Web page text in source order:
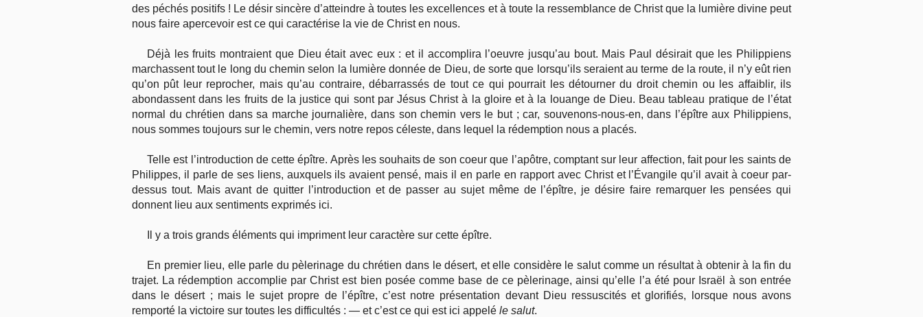
des péchés positifs ! Le désir sincère d’atteindre à toutes les excellences et à toute la ressemblance de Christ que la lumière divine peut
nous faire apercevoir est ce qui caractérise la vie de Christ en nous.
Déjà les fruits montraient que Dieu était avec eux : et il accomplira l’oeuvre jusqu’au bout. Mais Paul désirait que les Philippiens
marchassent tout le long du chemin selon la lumière donnée de Dieu, de sorte que lorsqu’ils seraient au terme de la route, il n’y eût rien
qu’on pût leur reprocher, mais qu’au contraire, débarrassés de tout ce qui pourrait les détourner du droit chemin ou les affaiblir, ils
abondassent dans les fruits de la justice qui sont par Jésus Christ à la gloire et à la louange de Dieu. Beau tableau pratique de l’état
normal du chrétien dans sa marche journalière, dans son chemin vers le but ; car, souvenons-nous-en, dans l’épître aux Philippiens,
nous sommes toujours sur le chemin, vers notre repos céleste, dans lequel la rédemption nous a placés.
Telle est l’introduction de cette épître. Après les souhaits de son coeur que l’apôtre, comptant sur leur affection, fait pour les saints de
Philippes, il parle de ses liens, auxquels ils avaient pensé, mais il en parle en rapport avec Christ et l’Évangile qu’il avait à coeur par-
dessus tout. Mais avant de quitter l’introduction et de passer au sujet même de l’épître, je désire faire remarquer les pensées qui
donnent lieu aux sentiments exprimés ici.
Il y a trois grands éléments qui impriment leur caractère sur cette épître.
En premier lieu, elle parle du pèlerinage du chrétien dans le désert, et elle considère le salut comme un résultat à obtenir à la fin du
trajet. La rédemption accomplie par Christ est bien posée comme base de ce pèlerinage, ainsi qu’elle l’a été pour Israël à son entrée
dans le désert ; mais le sujet propre de l’épître, c’est notre présentation devant Dieu ressuscités et glorifiés, lorsque nous avons
remporté la victoire sur toutes les difficultés : — et c’est ce qui est ici appelé le salut.